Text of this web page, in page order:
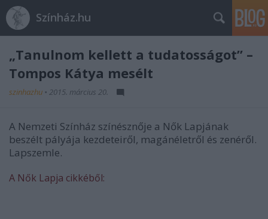
Színház.hu
„Tanulnom kellett a tudatosságot” –
Tompos Kátya mesélt
szinhazhu • 2015. március 20.
A Nemzeti Színház színésznője a Nők Lapjának
beszélt pályája kezdeteiről, magánéletről és zenéről.
Lapszemle.
A Nők Lapja cikkéből: